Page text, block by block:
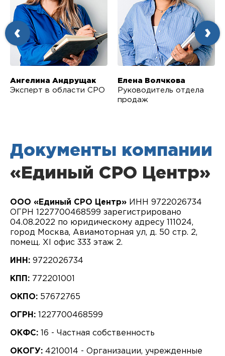
Ангелина Андрущак
Эксперт в области СРО
Елена Волчкова
Руководитель отдела
продаж
Документы компании
«Единый СРО Центр»
ООО «Единый СРО Центр‎» ИНН 9722026734
ОГРН 1227700468599 зарегистрировано
04.08.2022 по юридическому адресу 111024,
город Москва, Авиамоторная ул, д. 50 стр. 2,
помещ. XI офис 333 этаж 2.
ИНН: 9722026734
КПП: 772201001
ОКПО: 57672765
ОГРН: 1227700468599
ОКФС: 16 - Частная собственность
ОКОГУ: 4210014 - Организации, учрежденные